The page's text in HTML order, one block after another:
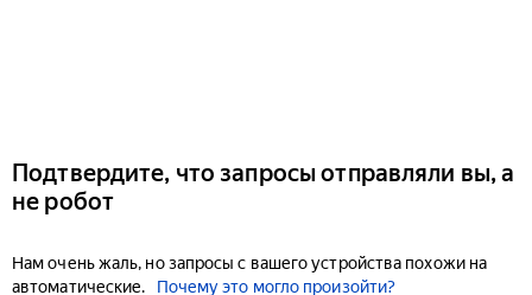
Подтвердите, что запросы отправляли вы, а
не робот
Нам очень жаль, но запросы с вашего устройства похожи на
автоматические.
Почему это могло произойти?